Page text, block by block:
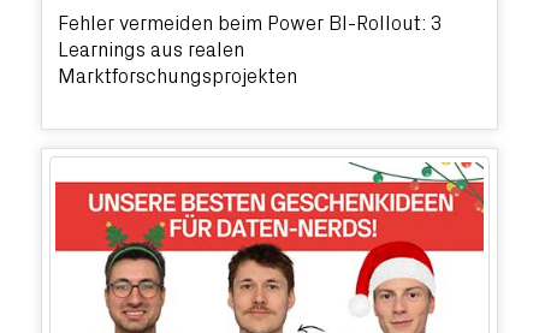
Fehler vermeiden beim Power BI-Rollout: 3
Learnings aus realen
Marktforschungsprojekten